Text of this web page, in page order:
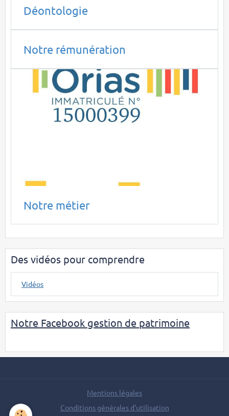
Déontologie
Notre rémunération
Notre métier
Des vidéos pour comprendre
Vidéos
Notre Facebook gestion de patrimoine
Mentions légales
Conditions générales d'utilisation